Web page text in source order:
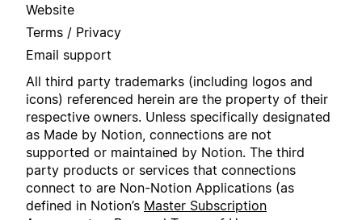
Website
Terms / Privacy
Email support
All third party trademarks (including logos and
icons) referenced herein are the property of their
respective owners. Unless specifically designated
as Made by Notion, connections are not
supported or maintained by Notion. The third
party products or services that connections
connect to are Non-Notion Applications (as
defined in Notion’s Master Subscription